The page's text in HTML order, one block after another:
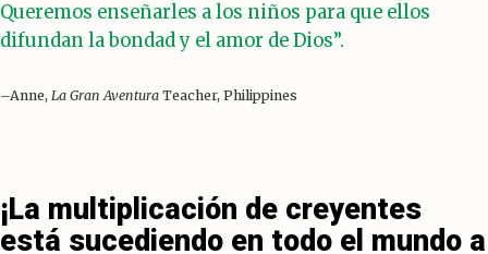
Queremos enseñarles a los niños para que ellos
difundan la bondad y el amor de Dios”.
–Anne, La Gran Aventura Teacher, Philippines
¡La multiplicación de creyentes
está sucediendo en todo el mundo a